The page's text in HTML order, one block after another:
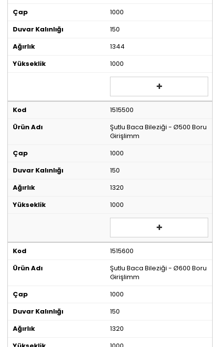
1000
150
1344
1000
1515500
Şutlu Baca Bileziği - Ø500 Boru
Girişlimm
1000
150
1320
1000
1515600
Şutlu Baca Bileziği - Ø600 Boru
Girişlimm
1000
150
1320